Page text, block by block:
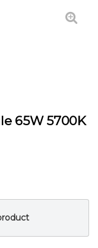
65W 5700K